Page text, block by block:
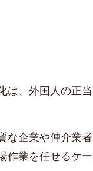
は、外国人の正
企業や仲介業者
業を任せるケ